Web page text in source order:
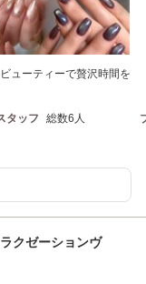
ューティーで贅沢時間を
タッフ 総数6人
クゼーションヴ